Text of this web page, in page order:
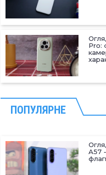
Pro:
ПОПУЛЯРНЕ
A57